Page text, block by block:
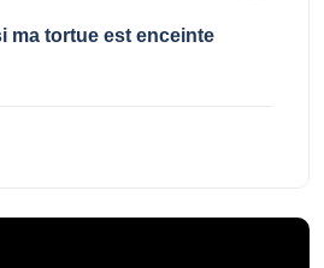
ma tortue est enceinte